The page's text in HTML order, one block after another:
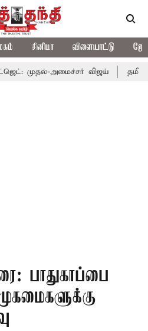
சினிமா விளையாட்டு
விஜய் தமிழக
பாதுகாப்பை